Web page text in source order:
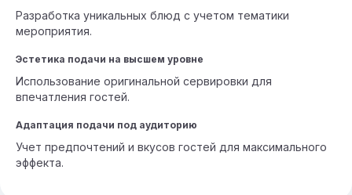
Разработка уникальных блюд с учетом тематики
мероприятия.
Эстетика подачи на высшем уровне
Использование оригинальной сервировки для
впечатления гостей.
Адаптация подачи под аудиторию
Учет предпочтений и вкусов гостей для максимального
эффекта.